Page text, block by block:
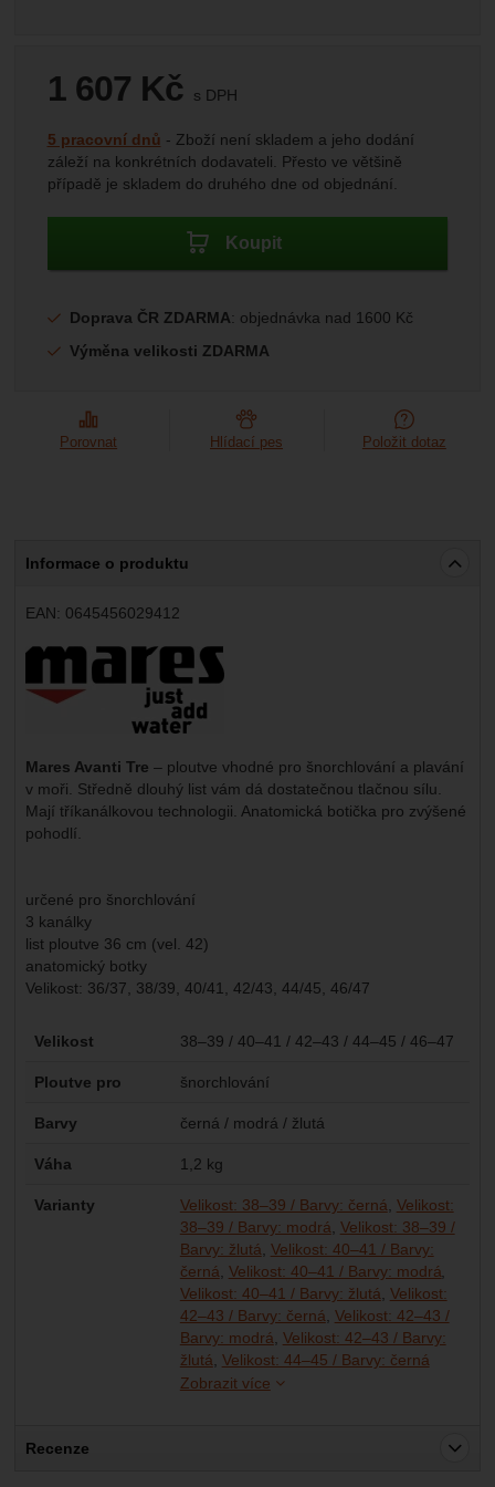
konkrétní uživatele našeho webu.
abychom vás neobtěžovali nevhodnou
abychom vám mohli zobrazit vhodné obsahy nebo reklamy
jak na našich stránkách, tak na stránkách třetích stran.
1 607 Kč s DPH
Dostupnost:
5 pracovní dnů
Zboží není skladem a jeho dodání
záleží na konkrétních dodavateli. Přesto ve většině
případě je skladem do druhého dne od objednání.
Koupit
Doprava ČR ZDARMA: objednávka nad 1600 Kč
Výměna velikosti ZDARMA
Porovnat Hlídací pes Položit dotaz
Informace o produktu
EAN: 0645456029412
Výrobce:
Mares Avanti Tre – ploutve vhodné pro šnorchlování a plavání
v moři. Středně dlouhý list vám dá dostatečnou tlačnou sílu.
Mají tříkanálkovou technologii. Anatomická botička pro zvýšené
pohodlí.
určené pro šnorchlování
3 kanálky
list ploutve 36 cm (vel. 42)
anatomický botky
Velikost: 36/37, 38/39, 40/41, 42/43, 44/45, 46/47
Parametry
Velikost 38–39 / 40–41 / 42–43 / 44–45 / 46–47
Ploutve pro šnorchlování
Barvy černá / modrá / žlutá
Váha 1,2 kg
Varianty Velikost: 38–39 / Barvy: černá Velikost:
38–39 / Barvy: modrá Velikost: 38–39 /
Barvy: žlutá Velikost: 40–41 / Barvy:
černá Velikost: 40–41 / Barvy: modrá
Velikost: 40–41 / Barvy: žlutá Velikost:
42–43 / Barvy: černá Velikost: 42–43 /
Barvy: modrá Velikost: 42–43 / Barvy:
žlutá Velikost: 44–45 / Barvy: černáVelikost:
Velikost:
Velikost:
Velikost:
Zobrazit více
Recenze